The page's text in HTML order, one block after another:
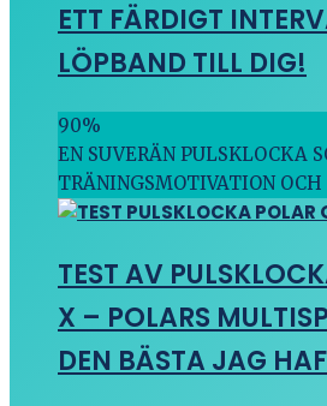
ETT FÄRDIGT
LÖPBAND TILL DIG!
90%
EN SUVERÄN PULSKLOCKA
TRÄNINGSMOTIVATION OCH
TEST AV
X – POLARS
DEN BÄSTA JAG